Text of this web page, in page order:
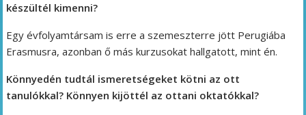
készültél kimenni?
Egy évfolyamtársam is erre a szemeszterre jött Perugiába
Erasmusra, azonban ő más kurzusokat hallgatott, mint én.
Könnyedén tudtál ismeretségeket kötni az ott
tanulókkal? Könnyen kijöttél az ottani oktatókkal?